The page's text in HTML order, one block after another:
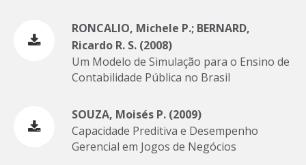
RONCALIO, Michele P.; BERNARD,
Ricardo R. S. (2008)
Um Modelo de Simulação para o Ensino de
Contabilidade Pública no Brasil
SOUZA, Moisés P. (2009)
Capacidade Preditiva e Desempenho
Gerencial em Jogos de Negócios